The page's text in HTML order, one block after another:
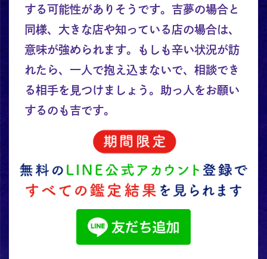
する可能性がありそうです。吉夢の場合と
同様、大きな店や知っている店の場合は、
意味が強められます。もしも辛い状況が訪
れたら、一人で抱え込まないで、相談でき
る相手を見つけましょう。助っ人をお願い
するのも吉です。